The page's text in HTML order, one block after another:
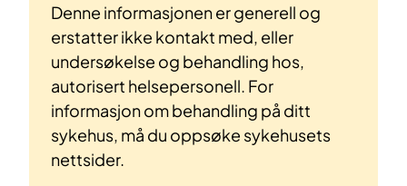
Denne informasjonen er generell og
erstatter ikke kontakt med, eller
undersøkelse og behandling hos,
autorisert helsepersonell. For
informasjon om behandling på ditt
sykehus, må du oppsøke sykehusets
nettsider.